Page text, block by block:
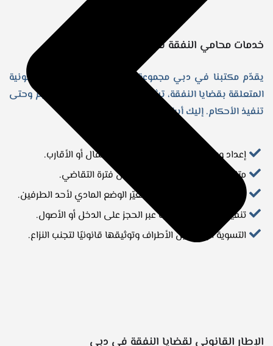
خدمات محامي النفقة في دبي
يقدّم مكتبنا في دبي مجموعة متكاملة من الخدمات القانونية
المتعلقة بقضايا النفقة، تشمل جميع المراحل من التقديم وحتى
تنفيذ الأحكام. إليك أبرز خدماتنا:
إعداد ورفع دعاوى النفقة للزوجة، الأطفال أو الأقارب.
متابعة طلبات النفقة العاجلة خلال فترة التقاضي.
تعديل أو إلغاء النفقة عند تغيّر الوضع المادي لأحد الطرفين.
تنفيذ الأحكام القضائية عبر الحجز على الدخل أو الأصول.
التسوية الودية بين الأطراف وتوثيقها قانونيًا لتجنب النزاع.
الإطار القانوني لقضايا النفقة في دبي